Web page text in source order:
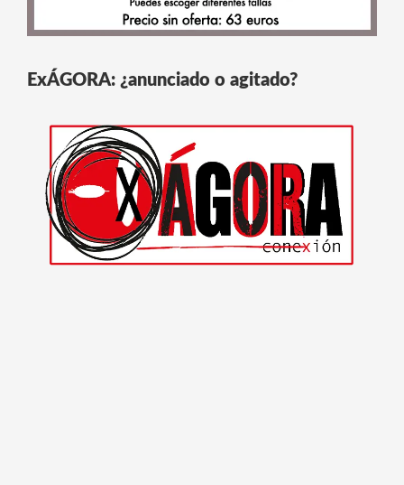
ExÁGORA: ¿anunciado o agitado?